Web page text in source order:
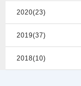
2020(23)
2019(37)
2018(10)